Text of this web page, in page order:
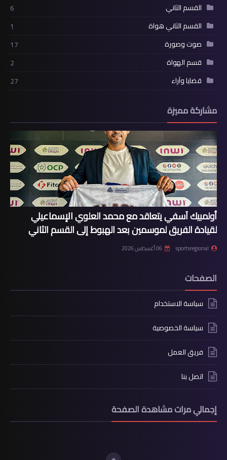
القسم الثاني
6
القسم الثاني هواة
1
صوت وصورة
17
قسم الهواة
2
قضايا وآراء
27
مشاركة مميزة
أولمبيك آسفي يتعاقد مع محمد العلوي الإسماعيلي
لقيادة الفريق لموسمين بعد الهبوط إلى القسم الثاني
sportsregional 06 أغسطس 2026
الصفحات
سياسة الاستخدام
سياسة الخصوصية
فريق العمل
اتصل بنا
إجمالي مرات مشاهدة الصفحة